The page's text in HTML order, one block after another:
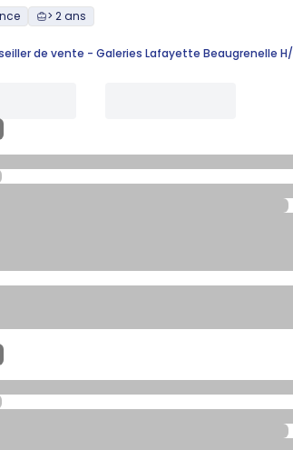
> 2 ans
de vente - Galeries Lafayette Beaugrenelle